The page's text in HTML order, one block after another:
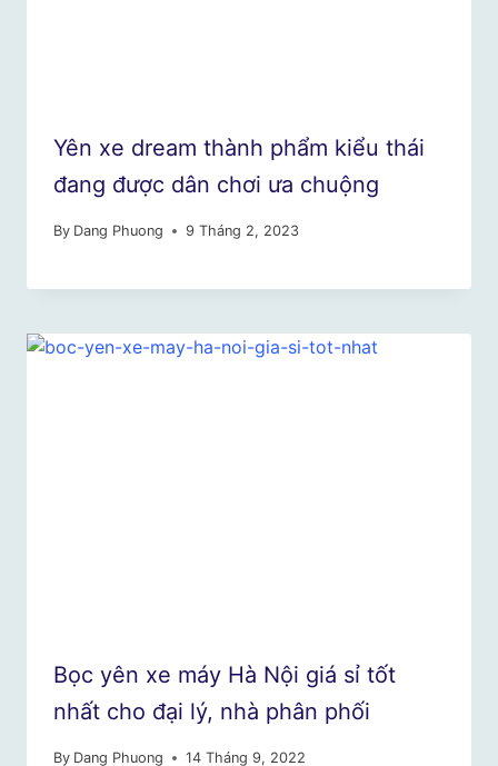
Yên xe dream thành phẩm kiểu thái
đang được dân chơi ưa chuộng
By Dang Phuong 9 Tháng 2, 2023
Bọc yên xe máy Hà Nội giá sỉ tốt
nhất cho đại lý, nhà phân phối
By Dang Phuong 14 Tháng 9, 2022